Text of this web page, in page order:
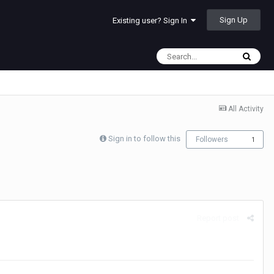
Existing user? Sign In Sign Up
All Activity
Sign in to follow this Followers 1